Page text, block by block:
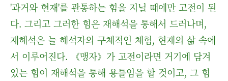
'과거와 현재'를 관통하는 힘을 지닐 때에만 고전이 된
다. 그리고 그러한 힘은 재해석을 통해서 드러나며,
재해석은 늘 해석자의 구체적인 체험, 현재의 삶 속에
서 이루어진다. 《맹자》가 고전이라면 거기에 담겨
있는 힘이 재해석을 통해 용틀임을 할 것이고, 그 힘